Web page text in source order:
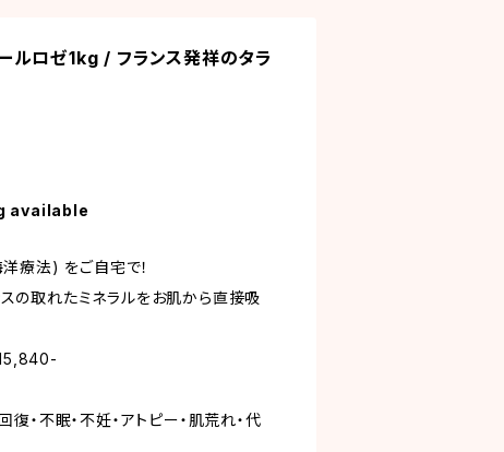
ルロゼ1kg / フランス発祥のタラ
available
療法) をご自宅で！
の取れたミネラルをお肌から直接吸
復・不眠・不妊・アトピー・肌荒れ・代